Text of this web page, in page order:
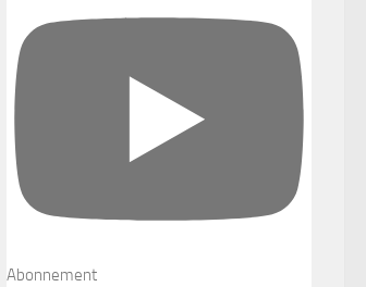
Abonnement